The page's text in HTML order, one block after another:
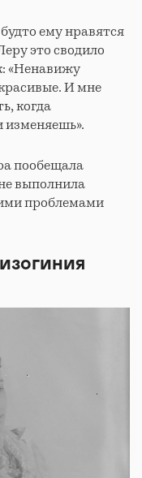
ему нравятся
это сводило
«Ненавижу
И мне
когда
изменяешь».
пообещала
выполнила
проблемами